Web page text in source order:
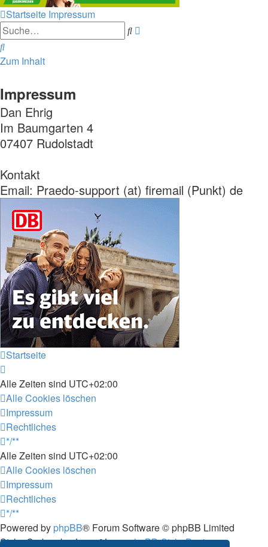
Startseite Impressum
Suche
Suche
Zum Inhalt
Impressum
Dan Ehrig
Im Baumgarten 4
07407 Rudolstadt
Kontakt
Email: Praedo-support (at) firemail (Punkt) de
Startseite
Alle Zeiten sind UTC+02:00
Alle Cookies löschen
Impressum
Rechtliches
*/**
Alle Zeiten sind UTC+02:00
Alle Cookies löschen
Impressum
Rechtliches
*/**
Powered by phpBB® Forum Software © phpBB Limited
Style: Carbon by Joyce&LunaphpBB-Style-Design